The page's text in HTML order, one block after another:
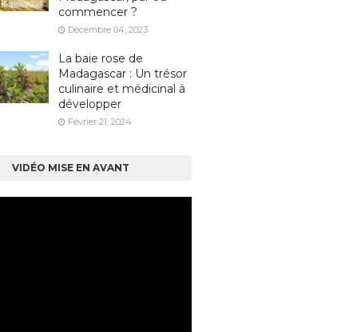
commencer ?
Décembre 04, 2023
La baie rose de
Madagascar : Un trésor
culinaire et médicinal à
développer
Février 21, 2024
VIDÉO MISE EN AVANT